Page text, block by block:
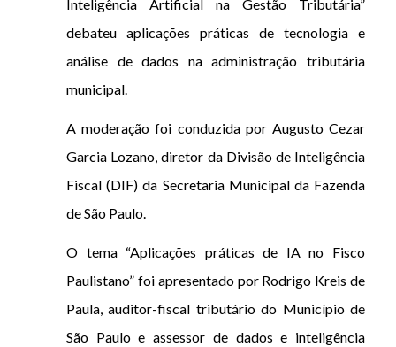
Inteligência Artificial na Gestão Tributária”
debateu aplicações práticas de tecnologia e
análise de dados na administração tributária
municipal.
A moderação foi conduzida por Augusto Cezar
Garcia Lozano, diretor da Divisão de Inteligência
Fiscal (DIF) da Secretaria Municipal da Fazenda
de São Paulo.
O tema “Aplicações práticas de IA no Fisco
Paulistano” foi apresentado por Rodrigo Kreis de
Paula, auditor-fiscal tributário do Município de
São Paulo e assessor de dados e inteligência